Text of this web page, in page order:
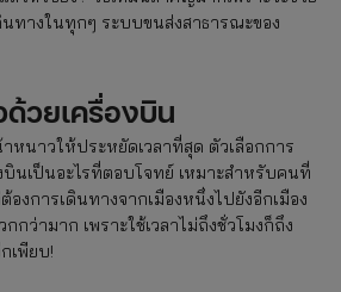
ทางในทุกๆ ระบบขนส่งสาธารณะของ
ด้วยเครื่องบิน
หนาวให้ประหยัดเวลาที่สุด ตัวเลือกการ
บินเป็นอะไรที่ตอบโจทย์ เหมาะสำหรับคนที่
องการเดินทางจากเมืองหนึ่งไปยังอีกเมือง
กว่ามาก เพราะใช้เวลาไม่ถึงชั่วโมงก็ถึง
เพียบ!